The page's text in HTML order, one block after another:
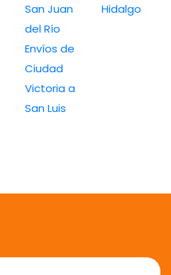
San Juan
del Río
Envíos de
Ciudad
Victoria a
San Luis
Hidalgo